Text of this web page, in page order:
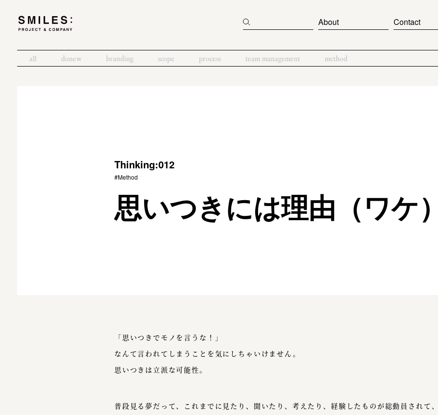
About Contact
all donew branding scope process team management method
Thinking:012
#Method
思いつきには理由（ワケ
「思いつきでモノを言うな！」
なんて言われてしまうことを気にしちゃいけません。
思いつきは立派な可能性。
普段見る夢だって、これまでに見たり、聞いたり、考えたり、経験したものが総動員されて